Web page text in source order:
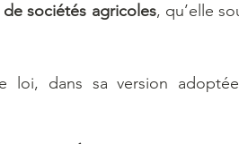
sociétés agricoles, qu’elle
loi, dans sa version